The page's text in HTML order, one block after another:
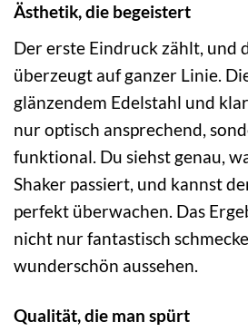
Ästhetik, die begeistert
Der erste Eindruck zählt, und
überzeugt auf ganzer Linie.
glänzendem Edelstahl und
nur optisch ansprechend,
funktional. Du siehst genau,
Shaker passiert, und kannst
perfekt überwachen. Das
nicht nur fantastisch
wunderschön aussehen.
Qualität, die man spürt